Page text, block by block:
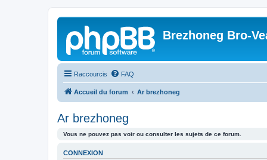
Brezhoneg Bro-
Raccourcis FAQ
Accueil du forum Ar brezhoneg
Ar brezhoneg
Vous ne pouvez pas voir ou consulter les sujets de ce forum.
CONNEXION